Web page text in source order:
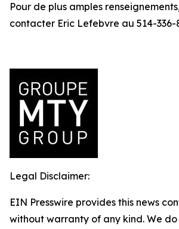
Pour de plus amples
contacter Eric Lefebvre au 514-336-
Legal Disclaimer:
EIN Presswire provides this news
without warranty of any kind. We